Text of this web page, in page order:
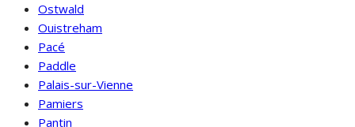
Ostwald
Ouistreham
Pacé
Paddle
Palais-sur-Vienne
Pamiers
Pantin